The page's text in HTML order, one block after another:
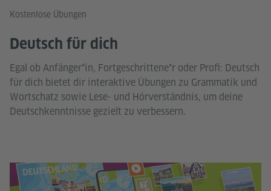
Kostenlose Übungen
Deutsch für dich
Egal ob Anfänger*in, Fortgeschrittene*r oder Profi: Deutsch
für dich bietet dir interaktive Übungen zu Grammatik und
Wortschatz sowie Lese- und Hörverständnis, um deine
Deutschkenntnisse gezielt zu verbessern.